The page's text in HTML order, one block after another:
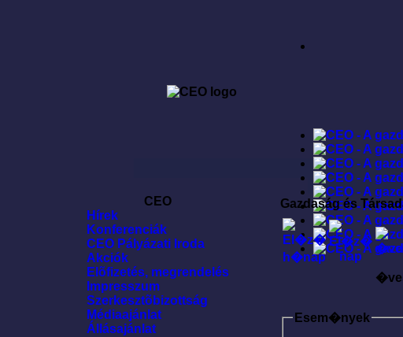
CEO
Hírek
Konferenciák
CEO Pályázati Iroda
Akciók
Elõfizetés, megrendelés
Impresszum
Szerkesztõbizottság
Médiaajánlat
Állásajánlat
Gazdaság és
Esem�nyek